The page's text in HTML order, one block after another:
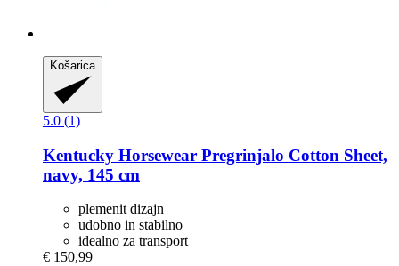
Košarica
5.0 (1)
Kentucky Horsewear Pregrinjalo Cotton Sheet,
navy, 145 cm
plemenit dizajn
udobno in stabilno
idealno za transport
€ 150,99